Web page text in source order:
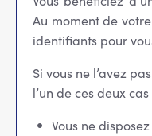
Espace presse
Au moment de
identifiants pour
Si vous ne l’avez
l’un de ces deux
Vous ne